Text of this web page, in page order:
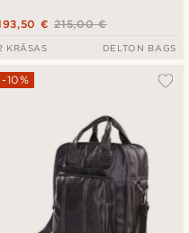
215,00 €
€
KRĀSAS DELTON BAGS
-10%